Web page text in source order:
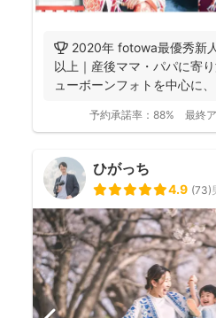
🏆 2020年 fotowa最優秀新
以上｜産後ママ・パパに寄
ューボーンフォトを中心に
予約承諾率： 88% 最終
ひがっち
4.9 (73)